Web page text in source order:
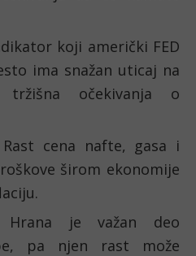
koji američki FED
ima snažan uticaj na
očekivanja o
cena nafte, gasa i
širom ekonomije
je važan deo
pa njen rast može